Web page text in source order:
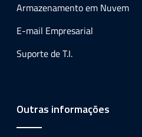
Armazenamento em Nuvem
E-mail Empresarial
Suporte de T.I.
Outras informações